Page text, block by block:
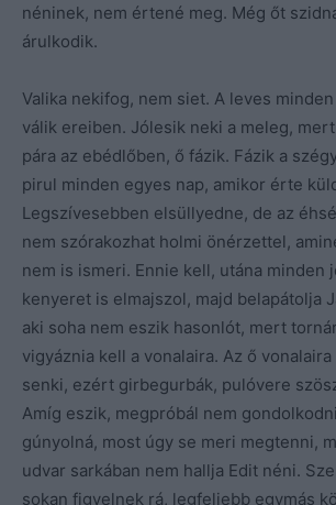
néninek, nem értené meg. Még őt
árulkodik.
Valika nekifog, nem siet. A leves
válik ereiben. Jólesik neki a meleg,
pára az ebédlőben, ő fázik. Fázik a
pirul minden egyes nap, amikor érte
Legszívesebben elsüllyedne, de az
nem szórakozhat holmi önérzettel,
nem is ismeri. Ennie kell, utána minden
kenyeret is elmajszol, majd belapátolja
aki soha nem eszik hasonlót, mert
vigyáznia kell a vonalaira. Az ő
senki, ezért girbegurbák, pulóvere
Amíg eszik, megpróbál nem
gúnyolná, most úgy se meri megtenni,
udvar sarkában nem hallja Edit néni.
sokan figyelnek rá, legfeljebb egymás